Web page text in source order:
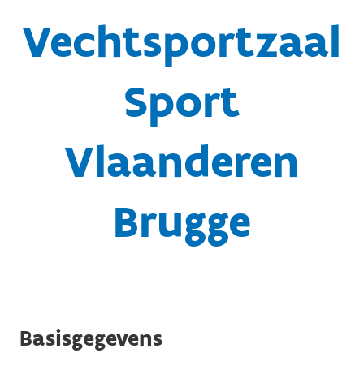
Vechtsportzaal
Sport
Vlaanderen
Brugge
Basisgegevens